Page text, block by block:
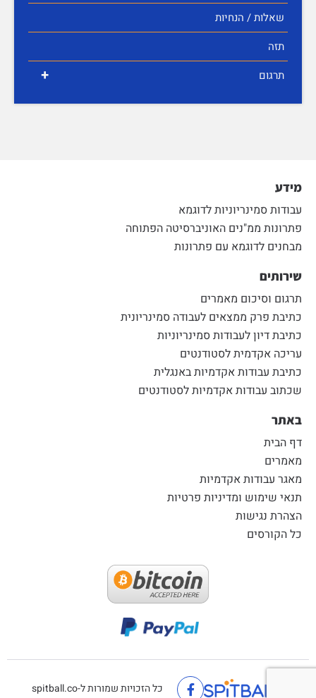
שאלות / הנחיות
תזה
+ תרגום
מידע
עבודות סמינריוניות לדוגמא
פתרונות ממ"נים האוניברסיטה הפתוחה
מבחנים לדוגמא עם פתרונות
שירותים
תרגום וסיכום מאמרים
כתיבת פרק ממצאים לעבודה סמינריונית
כתיבת דיון לעבודות סמינריוניות
עריכה אקדמית לסטודנטים
כתיבת עבודות אקדמיות באנגלית
שכתוב עבודות אקדמיות לסטודנטים
באתר
דף הבית
מאמרים
מאגר עבודות אקדמיות
תנאי שימוש ומדיניות פרטיות
הצהרת נגישות
כל הקורסים
כל הזכויות שמורות ל-spitball.co